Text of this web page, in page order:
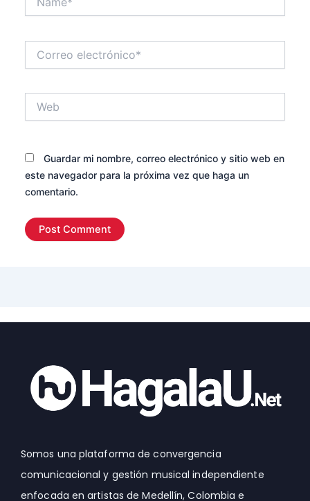
electrónico*
Guardar mi nombre, correo electrónico y sitio web en
este navegador para la próxima vez que haga un
comentario.
Somos una plataforma de convergencia
comunicacional y gestión musical independiente
enfocada en artistas de Medellín, Colombia e